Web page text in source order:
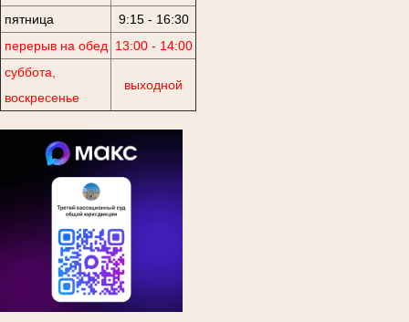
пятница
9:15 - 16:30
перерыв на обед
13:00 - 14:00
суббота,
воскресенье
выходной